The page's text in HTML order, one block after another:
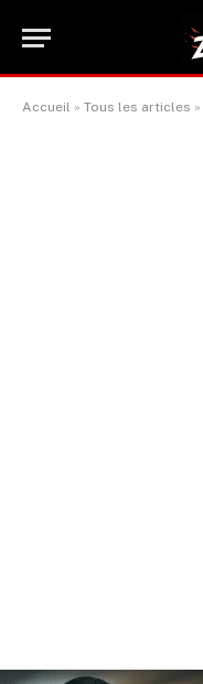
Accueil » Tous les articles »